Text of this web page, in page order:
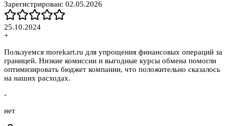
Зарегистрирован: 02.05.2026
25.10.2024
+
Пользуемся morekart.ru для упрощения финансовых операций за
границей. Низкие комиссии и выгодные курсы обмена помогли
оптимизировать бюджет компании, что положительно сказалось
на наших расходах.
-
нет